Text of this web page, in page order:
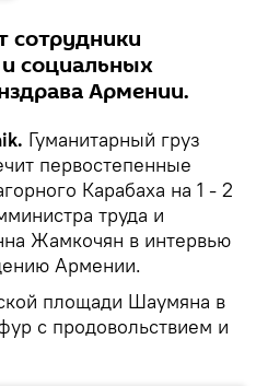
социальных
Армении.
Гуманитарный груз
первостепенные
Карабаха на 1 - 2
труда и
Жамкочян в интервью
Армении.
площади Шаумяна в
с продовольствием и